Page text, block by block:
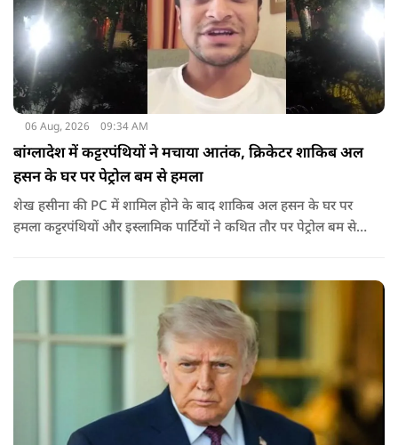
06 Aug, 2026 09:34 AM
बांग्लादेश में कट्टरपंथियों ने मचाया आतंक, क्रिकेटर शाकिब अल
हसन के घर पर पेट्रोल बम से हमला
शेख हसीना की PC में शामिल होने के बाद शाकिब अल हसन के घर पर
हमला कट्टरपंथियों और इस्लामिक पार्टियों ने कथित तौर पर पेट्रोल बम से
जरिए संबोधन दिया था.